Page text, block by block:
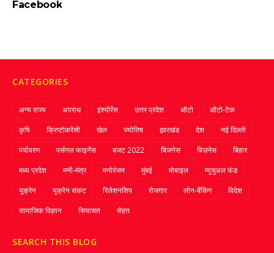
Facebook
CATEGORIES
अन्य राज्य अपराध इंश्योरेंस उत्तर प्रदेश ऑटो
ऑटो-टेक
कृषि
क्रिप्‍टोकरेंसी खेल ज्‍योतिष झारखंड देश
नई दिल्ली
पर्यावरण
पर्सनल फाइनेंस बजट 2022 बिजनेस बिज़नेस
बिहार
मध्य प्रदेश
मनी-मंत्र मनोरंजन मुंबई मोबाइल
म्‍युचुअल फंड
यूक्रेन
यूक्रेन संकट रिलेशनशिप रोजगार लोन-बैंकिंग
विदेश
सामाजिक विज्ञान
सियासत सेहत
SEARCH THIS BLOG